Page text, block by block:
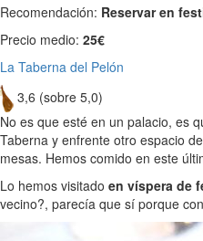
Recomendación: Reservar en
Precio medio: 25€
La Taberna del Pelón
3,6 (sobre 5,0)
No es que esté en un palacio, es
Taberna y enfrente otro espacio
mesas. Hemos comido en este
Lo hemos visitado en víspera de
vecino?, parecía que sí porque